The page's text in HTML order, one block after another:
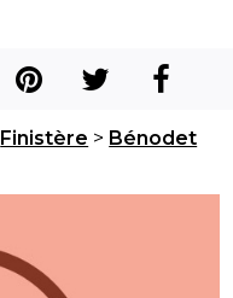
Finistère > Bénodet